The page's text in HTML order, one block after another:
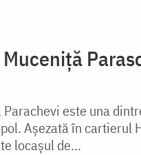
este una
Așezată în cartierul
locașul de...